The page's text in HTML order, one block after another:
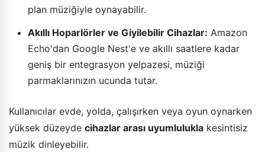
plan müziğiyle oynayabilir.
Akıllı Hoparlörler ve Giyilebilir Cihazlar: Amazon
Echo'dan Google Nest'e ve akıllı saatlere kadar
geniş bir entegrasyon yelpazesi, müziği
parmaklarınızın ucunda tutar.
Kullanıcılar evde, yolda, çalışırken veya oyun oynarken
yüksek düzeyde cihazlar arası uyumlulukla kesintisiz
müzik dinleyebilir.